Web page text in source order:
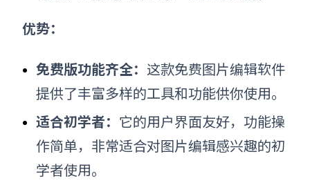
优势：
免费版功能齐全： 这款免费图片编辑软件
提供了丰富多样的工具和功能供你使用。
适合初学者： 它的用户界面友好，功能操
作简单，非常适合对图片编辑感兴趣的初
学者使用。